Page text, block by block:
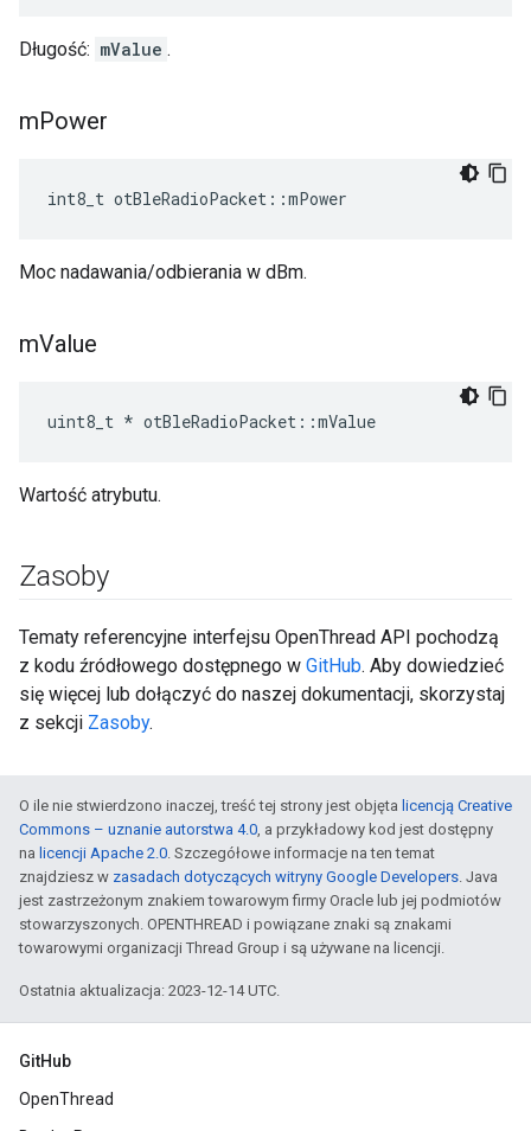
Długość: mValue .
mPower
int8_t otBleRadioPacket ::mPower
Moc nadawania/odbierania w dBm.
mValue
uint8_t * otBleRadioPacket ::mValue
Wartość atrybutu.
Zasoby
Tematy referencyjne interfejsu OpenThread API pochodzą
z kodu źródłowego dostępnego w GitHub. Aby dowiedzieć
się więcej lub dołączyć do naszej dokumentacji, skorzystaj
z sekcji Zasoby.
O ile nie stwierdzono inaczej, treść tej strony jest objęta licencją Creative
Commons – uznanie autorstwa 4.0, a przykładowy kod jest dostępny
na licencji Apache 2.0. Szczegółowe informacje na ten temat
znajdziesz w zasadach dotyczących witryny Google Developers. Java
jest zastrzeżonym znakiem towarowym firmy Oracle lub jej podmiotów
stowarzyszonych. OPENTHREAD i powiązane znaki są znakami
towarowymi organizacji Thread Group i są używane na licencji.
Ostatnia aktualizacja: 2023-12-14 UTC.
GitHub
OpenThread